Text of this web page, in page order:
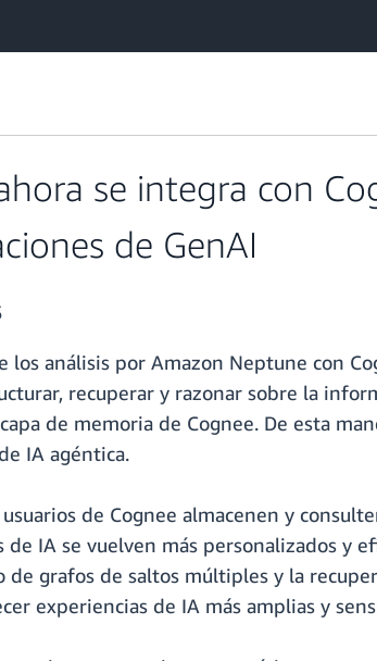
se integra con
de GenAI
los análisis por Amazon Neptune con
recuperar y razonar sobre la
de memoria de Cognee. De esta
IA agéntica.
de Cognee almacenen y
de IA se vuelven más personalizados y
grafos de saltos múltiples y la
experiencias de IA más amplias y